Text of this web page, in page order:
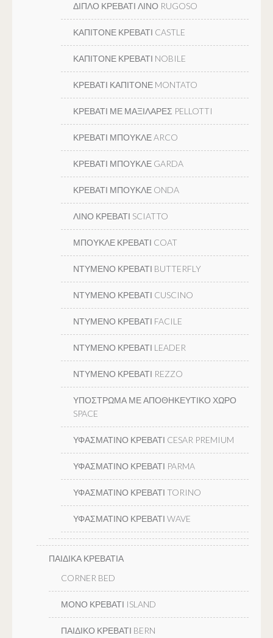
ΔΙΠΛΟ ΚΡΕΒΑΤΙ ΛΙΝΟ RUGOSO
ΚΑΠΙΤΟΝΕ ΚΡΕΒΑΤΙ CASTLE
ΚΑΠΙΤΟΝΕ ΚΡΕΒΑΤΙ NOBILE
ΚΡΕΒΑΤΙ ΚΑΠΙΤΟΝΕ MONTATO
ΚΡΕΒΑΤΙ ΜΕ ΜΑΞΙΛΑΡΕΣ PELLOTTI
ΚΡΕΒΑΤΙ ΜΠΟΥΚΛΕ ARCO
ΚΡΕΒΑΤΙ ΜΠΟΥΚΛΕ GARDA
ΚΡΕΒΑΤΙ ΜΠΟΥΚΛΕ ONDA
ΛΙΝΟ ΚΡΕΒΑΤΙ SCIATTO
ΜΠΟΥΚΛΕ ΚΡΕΒΑΤΙ COAT
ΝΤΥΜΕΝΟ ΚΡΕΒΑΤΙ BUTTERFLY
ΝΤΥΜΕΝΟ ΚΡΕΒΑΤΙ CUSCINO
ΝΤΥΜΕΝΟ ΚΡΕΒΑΤΙ FACILE
ΝΤΥΜΕΝΟ ΚΡΕΒΑΤΙ LEADER
ΝΤΥΜΕΝΟ ΚΡΕΒΑΤΙ REZZO
ΥΠΟΣΤΡΩΜΑ ΜΕ ΑΠΟΘΗΚΕΥΤΙΚΟ ΧΩΡΟ
SPACE
ΥΦΑΣΜΑΤΙΝΟ ΚΡΕΒΑΤΙ CESAR PREMIUM
ΥΦΑΣΜΑΤΙΝΟ ΚΡΕΒΑΤΙ PARMA
ΥΦΑΣΜΑΤΙΝΟ ΚΡΕΒΑΤΙ TORINO
ΥΦΑΣΜΑΤΙΝΟ ΚΡΕΒΑΤΙ WAVE
ΠΑΙΔΙΚΑ ΚΡΕΒΑΤΙΑ
CORNER BED
ΜΟΝΟ ΚΡΕΒΑΤΙ ISLAND
ΠΑΙΔΙΚΟ ΚΡΕΒΑΤΙ BERN